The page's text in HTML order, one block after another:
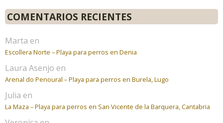
COMENTARIOS RECIENTES
Marta en
Escollera Norte – Playa para perros en Denia
Laura Asenjo en
Arenal do Penoural – Playa para perros en Burela, Lugo
Julia en
La Maza – Playa para perros en San Vicente de la Barquera, Cantabria